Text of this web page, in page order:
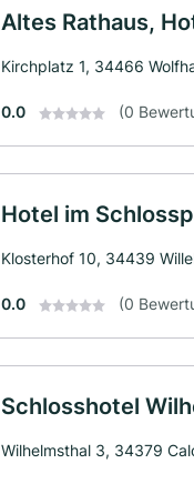
Altes Rathaus,
Kirchplatz 1, 34466
0.0 (0
Hotel im
Klosterhof 10, 34439
0.0 (0
Schlosshotel
Wilhelmsthal 3, 34379